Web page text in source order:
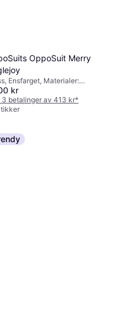
OppoSuit Merry
Ensfarget, Materialer:
Fôret, Vattert, Lommer
kr
3 betalinger av 413 kr*